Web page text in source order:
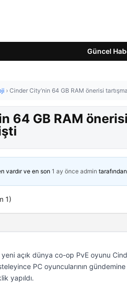
Güncel
› Cinder City’nin 64 GB RAM önerisi
64 GB RAM
vardır ve en son 1 ay önce admin
1)
yeni açık dünya co-op PvE oyunu
PC oyuncularının
yapıldı.